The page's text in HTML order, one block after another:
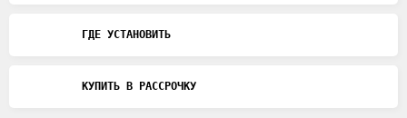
ГДЕ УСТАНОВИТЬ
КУПИТЬ В РАССРОЧКУ